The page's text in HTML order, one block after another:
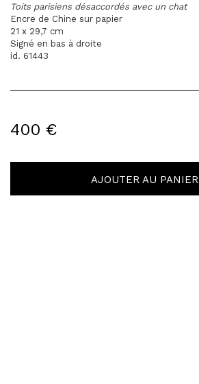
Toits parisiens désaccordés avec un chat
Encre de Chine sur papier
21 x 29,7 cm
Signé en bas à droite
id. 61443
400 €
AJOUTER AU PANIER